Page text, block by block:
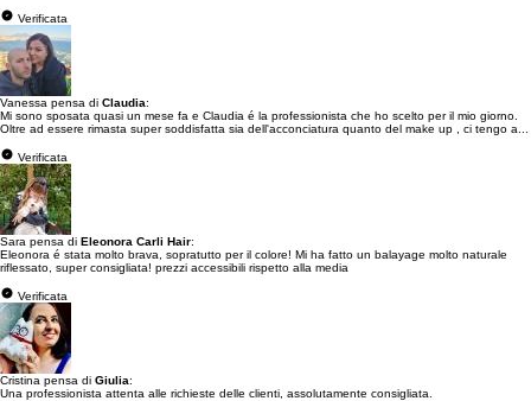
Verificata
Vanessa pensa di Claudia:
Mi sono sposata quasi un mese fa e Claudia é la professionista che ho scelto per il mio giorno.
Oltre ad essere rimasta super soddisfatta sia dell'acconciatura quanto del make up , ci tengo a...
Verificata
Sara pensa di Eleonora Carli Hair:
Eleonora é stata molto brava, sopratutto per il colore! Mi ha fatto un balayage molto naturale
riflessato, super consigliata! prezzi accessibili rispetto alla media
Verificata
Cristina pensa di Giulia:
Una professionista attenta alle richieste delle clienti, assolutamente consigliata.